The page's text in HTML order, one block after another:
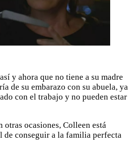
y ahora que no tiene a su madre
de su embarazo con su abuela, ya
con el trabajo y no pueden estar
otras ocasiones, Colleen está
de conseguir a la familia perfecta